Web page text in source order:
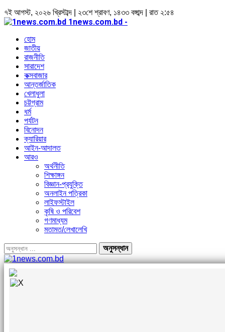
৭ই আগস্ট, ২০২৬ খ্রিস্টাব্দ | ২৩শে শ্রাবণ, ১৪৩৩ বঙ্গাব্দ | রাত ২:৫৪
1news.com.bd -
হোম
জাতীয়
রাজনীতি
সারাদেশ
কক্সবাজার
আন্তর্জাতিক
খেলাধুলা
চট্টগ্রাম
ধর্ম
পর্যটন
বিনোদন
ক্যারিয়ার
আইন-আদালত
আরও
অর্থনীতি
শিক্ষাঙ্গন
বিজ্ঞান-প্রযুক্তি
অনলাইন পত্রিকা
লাইফস্টাইল
কৃষি ও পরিবেশ
গণমাধ্যম
মতামত/লেখালেখি